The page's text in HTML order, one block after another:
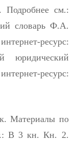
Подробнее см.:
словарь Ф.А.
ресурс:
юридический
ресурс:
Материалы по
В 3 кн. Кн. 2.